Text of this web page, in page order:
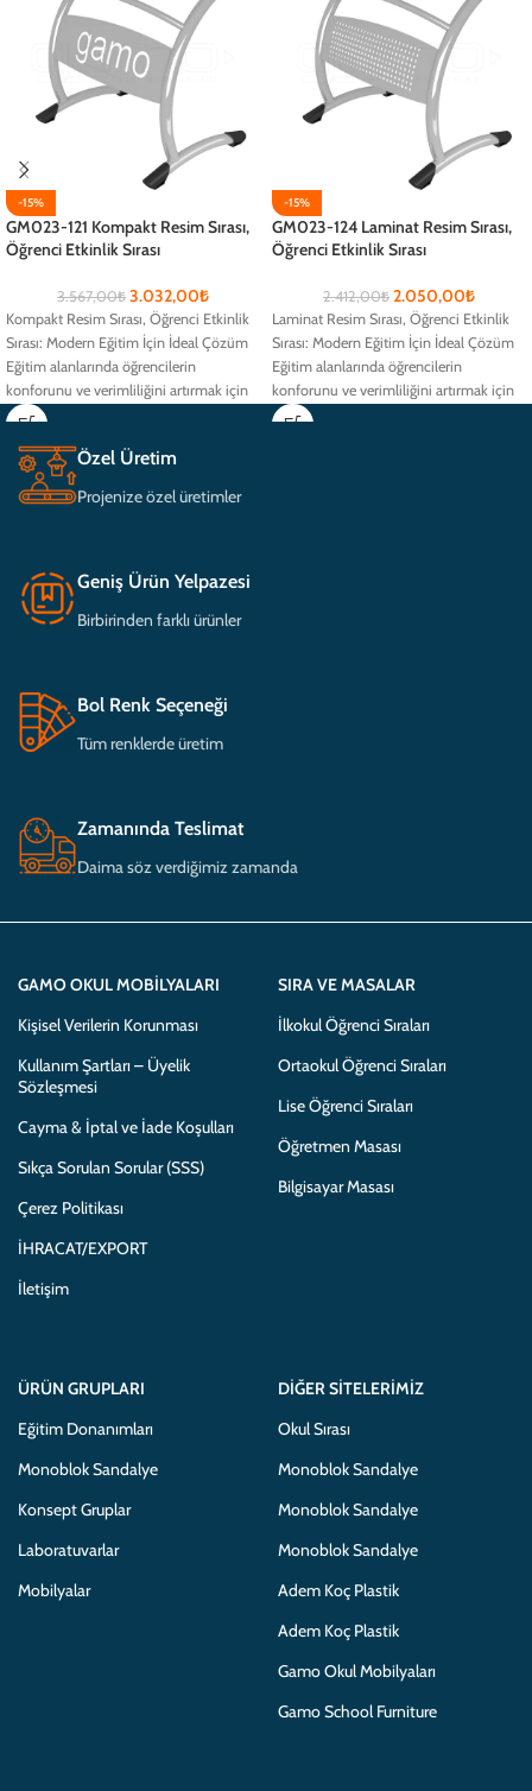
-15%
GM023-121 Kompakt Resim Sırası,
Öğrenci Etkinlik Sırası
3.567,00₺ 3.032,00₺
Kompakt Resim Sırası, Öğrenci Etkinlik
Sırası: Modern Eğitim İçin İdeal Çözüm
Eğitim alanlarında öğrencilerin
konforunu ve verimliliğini artırmak için
tasarlanmış
-15%
GM023-124 Laminat Resim Sırası,
Öğrenci Etkinlik Sırası
2.412,00₺ 2.050,00₺
Laminat Resim Sırası, Öğrenci Etkinlik
Sırası: Modern Eğitim İçin İdeal Çözüm
Eğitim alanlarında öğrencilerin
konforunu ve verimliliğini artırmak için
tasarlanmış
Özel Üretim
Projenize özel üretimler
Geniş Ürün Yelpazesi
Birbirinden farklı ürünler
Bol Renk Seçeneği
Tüm renklerde üretim
Zamanında Teslimat
Daima söz verdiğimiz zamanda
GAMO OKUL MOBILYALARI
Kişisel Verilerin Korunması
Kullanım Şartları – Üyelik
Sözleşmesi
Cayma & İptal ve İade Koşulları
Sıkça Sorulan Sorular (SSS)
Çerez Politikası
İHRACAT/EXPORT
İletişim
SIRA VE MASALAR
İlkokul Öğrenci Sıraları
Ortaokul Öğrenci Sıraları
Lise Öğrenci Sıraları
Öğretmen Masası
Bilgisayar Masası
ÜRÜN GRUPLARI
Eğitim Donanımları
Monoblok Sandalye
Konsept Gruplar
Laboratuvarlar
Mobilyalar
DIĞER SITELERIMIZ
Okul Sırası
Monoblok Sandalye
Monoblok Sandalye
Monoblok Sandalye
Adem Koç Plastik
Adem Koç Plastik
Gamo Okul Mobilyaları
Gamo School Furniture